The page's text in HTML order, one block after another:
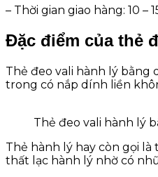
– Thời gian giao hàng: 10 –
Đặc điểm của thẻ
Thẻ đeo vali hành lý bằng
trong có nắp dính liền
Thẻ đeo vali hành lý
Thẻ hành lý hay còn gọi
thất lạc hành lý nhờ có